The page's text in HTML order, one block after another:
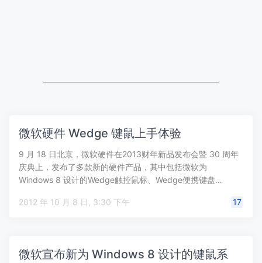
微软硬件 Wedge 键鼠上手体验
9 月 18 日北京，微软硬件在2013财年新品发布会暨 30 周年
庆典上，发布了多款新的硬件产品，其中包括微软为
Windows 8 设计的Wedge触控鼠标、Wedge便携键盘…
2012 年 10 月 8 日, 3:30 下午 17
微软宣布新为 Windows 8 设计的键鼠系